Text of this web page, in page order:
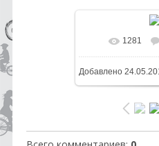
В реальном
/
1281
Добавлено